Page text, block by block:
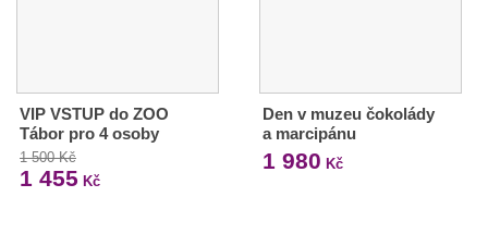
VIP VSTUP do ZOO
Tábor pro 4 osoby
1 500 Kč
1 455 Kč
Den v muzeu čokolády
a marcipánu
1 980 Kč